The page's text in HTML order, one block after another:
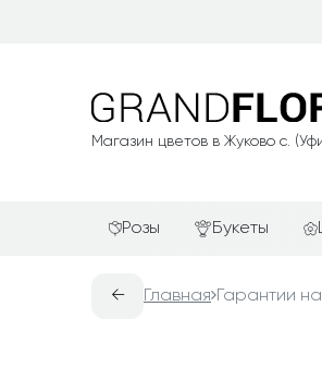
Магазин цветов в Жуково с.
Розы Букеты
← Главная Гарантии